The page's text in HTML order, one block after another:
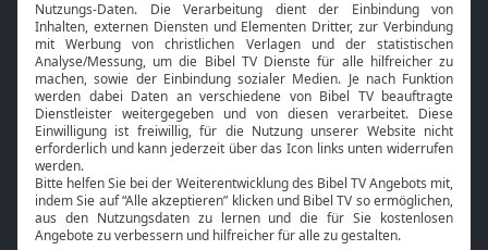
HbbTV
Bibelthek Online-Bibel
Nächster Gottesdienst
Bibel TV
Über uns
Jobs
Service
Kontakt
TV-Empfang